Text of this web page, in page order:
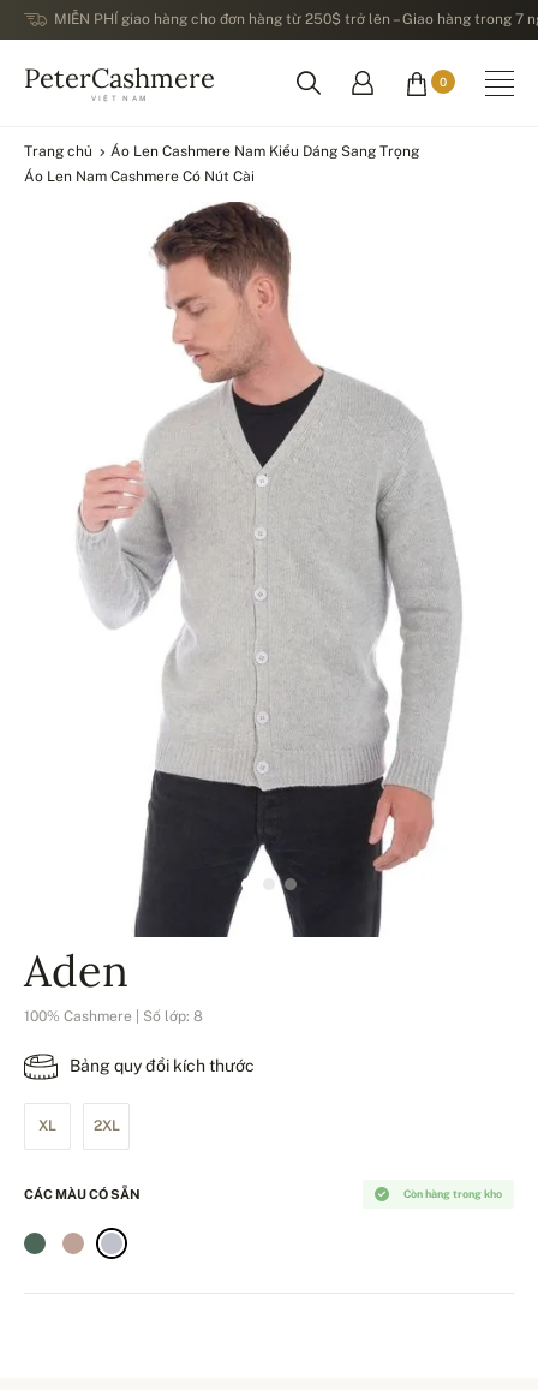
MIỄN PHÍ giao hàng cho đơn hàng từ 250$ trở lên – Giao hàng trong 7
PeterCashmere
VIỆT NAM
0
Trang chủ
Áo Len Cashmere Nam Kiểu Dáng Sang Trọng
Áo Len Nam Cashmere Có Nút Cài
Aden
100% Cashmere | Số lớp: 8
Bảng quy đổi kích thước
XL 2XL
Còn hàng trong kho
CÁC MÀU CÓ SẴN